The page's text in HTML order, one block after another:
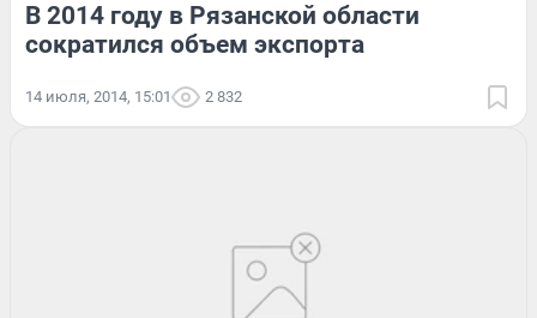
В 2014 году в Рязанской области
сократился объем экспорта
14 июля, 2014, 15:01 2 832